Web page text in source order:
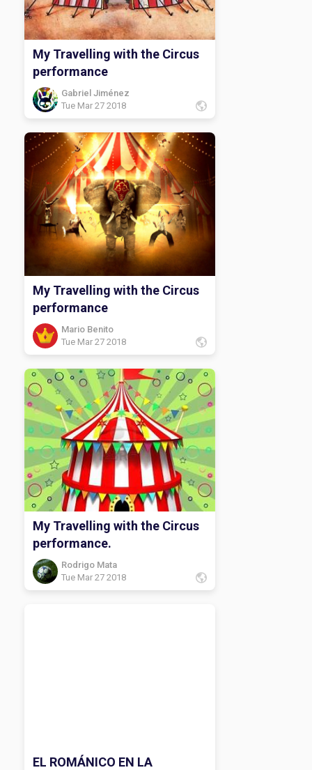
My Travelling with the Circus
performance
Gabriel Jiménez
Tue Mar 27 2018
My Travelling with the Circus
performance
Mario Benito
Tue Mar 27 2018
My Travelling with the Circus
performance.
Rodrigo Mata
Tue Mar 27 2018
EL ROMÁNICO EN LA